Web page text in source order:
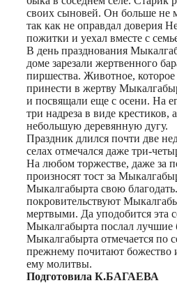
своих сыновей. Он больше не
так как не оправдал доверия
пожитки и уехал вместе с
В день празднования
доме зарезали жертвенного
пиршества. Животное, которое
принести в жертву
и посвящали еще с осени. На
три надреза в виде крестиков,
небольшую деревянную дугу.
Праздник длился почти две
селах отмечался даже три-
На любом торжестве, даже за
произносят тост за
Мыкалгабырта свою
покровительствуют
мертвыми. Да уподобится эта
Мыкалгабырта послал лучшие
Мыкалгабырта отмечается по
прежнему почитают божество
ему молитвы.
Подготовила К.БАГАЕВА